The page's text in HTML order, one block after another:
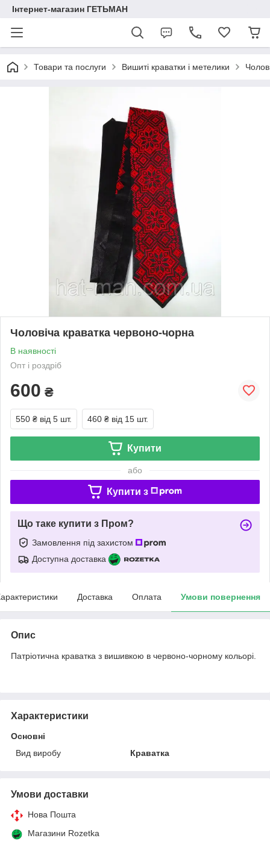
Інтернет-магазин ГЕТЬМАН
Товари та послуги Вишиті краватки і метелики
Чоловіча краватка червоно-чорна
В наявності
Опт і роздріб
600 ₴
550 ₴ від 5 шт. 460 ₴ від 15 шт.
Купити
або
Купити з
Що таке купити з Пром?
Замовлення під захистом
Доступна доставка
Доставка Оплата Умови повернення
Опис
Патріотична краватка з вишивкою в червоно-чорному кольорі.
Характеристики
Основні
Вид виробу
Краватка
Умови доставки
Нова Пошта
Магазини Rozetka